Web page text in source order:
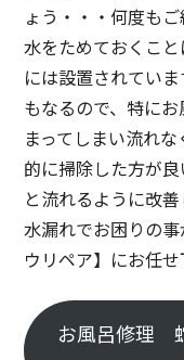
ょう・・・何度も
水をためておくこ
には設置されてい
もなるので、特に
まってしまい流れ
的に掃除した方が
と流れるように改
水漏れでお困りの
ウリペア】にお任せ
お風呂修理